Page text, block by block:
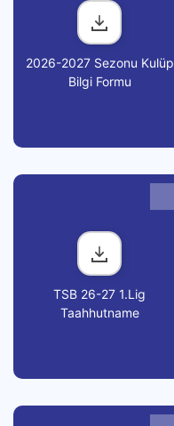
2026-2027 Sezonu Kulüp
Bilgi Formu
TSB 26-27 1.Lig
Taahhutname